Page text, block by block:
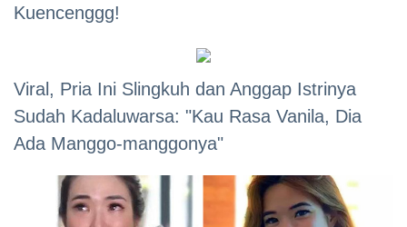
Kuencenggg!
Viral, Pria Ini Slingkuh dan Anggap Istrinya
Sudah Kadaluwarsa: "Kau Rasa Vanila, Dia
Ada Manggo-manggonya"